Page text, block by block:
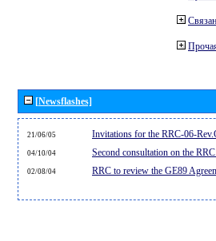
[Newsflashes]
21/06/05 Invitations for the RRC-06-
04/10/04 Second consultation on the
02/08/04 RRC to review the GE89